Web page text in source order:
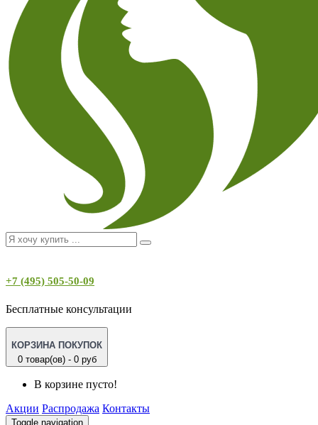
+7 (495) 505-50-09
Бесплатные консультации
КОРЗИНА ПОКУПОК
0 товар(ов) - 0 руб
В корзине пусто!
Акции Распродажа Контакты
Toggle navigation